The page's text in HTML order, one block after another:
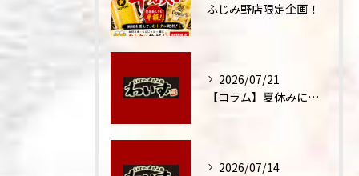
ふじみ野店限定企画！
2026/07/21
【コラム】夏休みに家族外食が増える理由
2026/07/14